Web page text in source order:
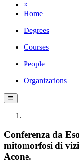
×
Home
Degrees
Courses
People
Organizations
☰
Conferenza da
mitomorfosi di
Acone.